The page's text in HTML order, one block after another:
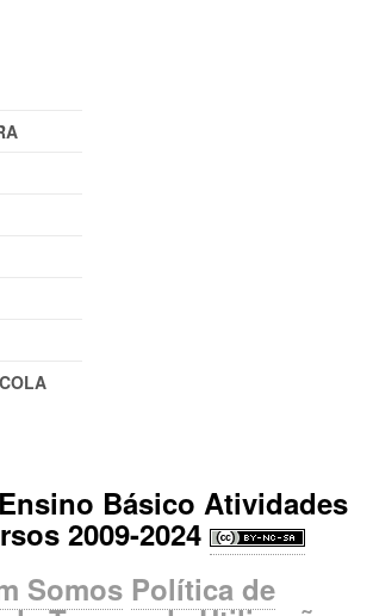
Básico Atividades
2009-2024
Somos Política de